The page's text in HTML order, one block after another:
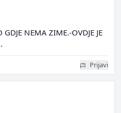
GDJE NEMA ZIME.-OVDJE JE
Prijavi